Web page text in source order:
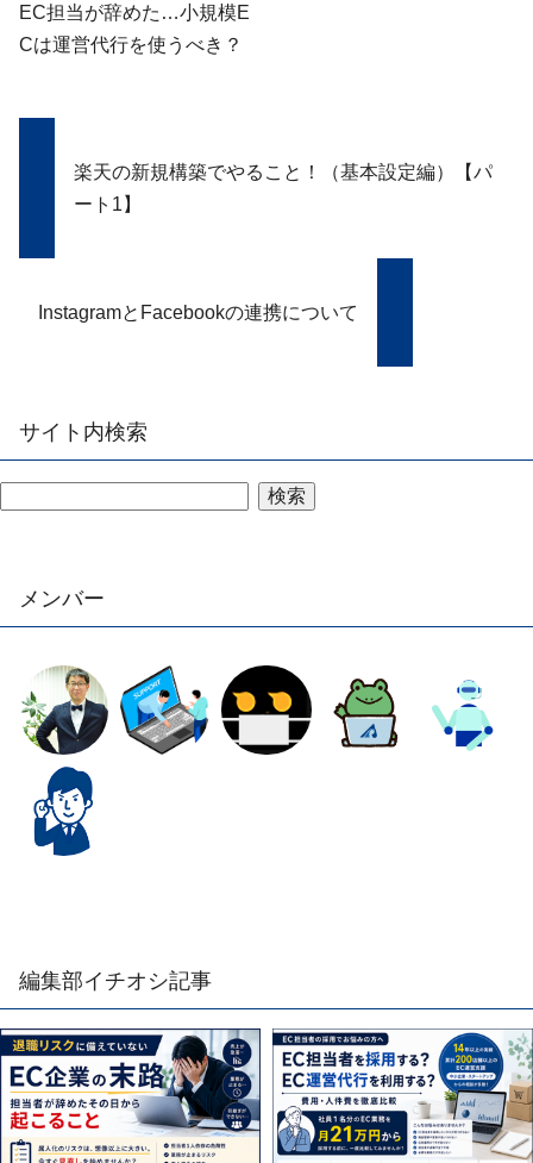
EC担当が辞めた…小規模E
Cは運営代行を使うべき？
楽天の新規構築でやること！（基本設定編）【パ
ート1】
InstagramとFacebookの連携について
サイト内検索
検索
メンバー
編集部イチオシ記事